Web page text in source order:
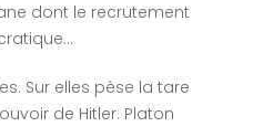
dont le recrutement
Sur elles pèse la tare
de Hitler. Platon